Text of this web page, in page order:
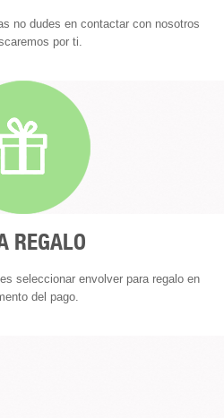
no dudes en contactar con nosotros
por ti.
REGALO
seleccionar envolver para regalo en
del pago.